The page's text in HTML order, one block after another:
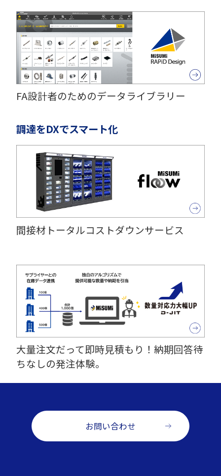
FA設計者のためのデータライブラリー
調達をDXでスマート化
間接材トータルコストダウンサービス
大量注文だって即時見積もり！納期回答待
ちなしの発注体験。
お問い合わせ